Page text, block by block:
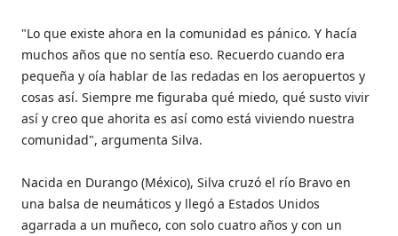
"Lo que existe ahora en la comunidad es pánico. Y hacía
muchos años que no sentía eso. Recuerdo cuando era
pequeña y oía hablar de las redadas en los aeropuertos y
cosas así. Siempre me figuraba qué miedo, qué susto vivir
así y creo que ahorita es así como está viviendo nuestra
comunidad", argumenta Silva.
Nacida en Durango (México), Silva cruzó el río Bravo en
una balsa de neumáticos y llegó a Estados Unidos
agarrada a un muñeco, con solo cuatro años y con un